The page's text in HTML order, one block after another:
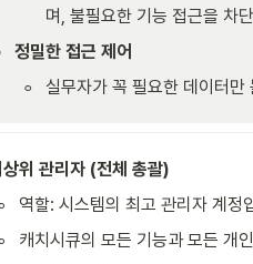
며, 불필요한 기능 접근을 차
정밀한 접근 제어
◦ 실무자가 꼭 필요한 데이터
상위 관리자 (전체 총괄)
역할: 시스템의 최고 관리자 계정
캐치시큐의 모든 기능과 모든 개